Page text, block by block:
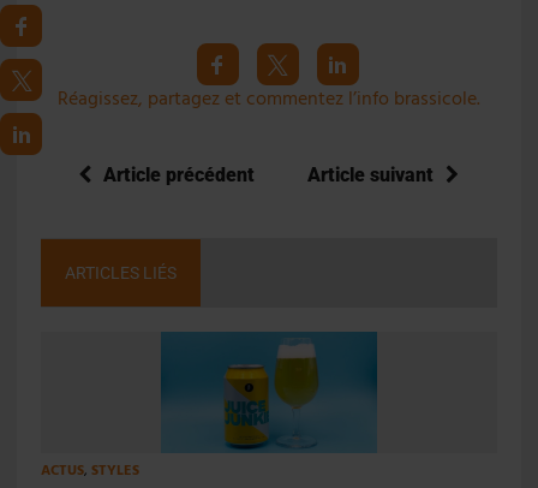
Réagissez, partagez et commentez l’info brassicole.
Article précédent Article suivant
ARTICLES LIÉS
ACTUS, STYLES